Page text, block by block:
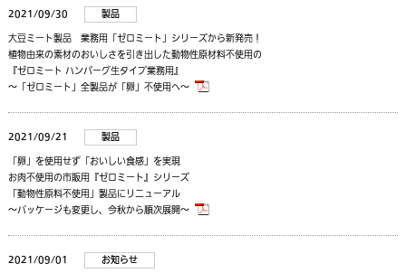
2021/09/30
製品
大豆ミート製品 業務用「ゼロミート」シリーズから新発売！
植物由来の素材のおいしさを引き出した動物性原材料不使用の
『ゼロミート ハンバーグ生タイプ業務用』
～「ゼロミート」全製品が「卵」不使用へ～
2021/09/21
製品
「卵」を使用せず「おいしい食感」を実現
お肉不使用の市販用『ゼロミート』シリーズ
「動物性原料不使用」製品にリニューアル
～パッケージも変更し、今秋から順次展開～
2021/09/01
お知らせ